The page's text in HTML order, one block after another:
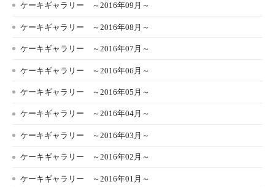
ケーキギャラリー ～2016年09月～
ケーキギャラリー ～2016年08月～
ケーキギャラリー ～2016年07月～
ケーキギャラリー ～2016年06月～
ケーキギャラリー ～2016年05月～
ケーキギャラリー ～2016年04月～
ケーキギャラリー ～2016年03月～
ケーキギャラリー ～2016年02月～
ケーキギャラリー ～2016年01月～